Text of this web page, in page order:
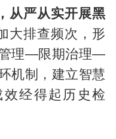
从严从实开展黑
大排查频次，形
理—限期治理—
机制，建立智慧
经得起历史检